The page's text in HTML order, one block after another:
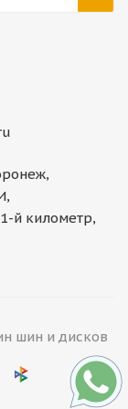
й километр,
шин и дисков